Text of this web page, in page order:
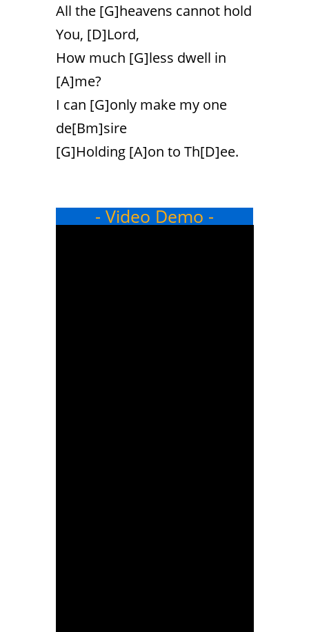
All the [G]heavens cannot hold
You, [D]Lord,
How much [G]less dwell in
[A]me?
I can [G]only make my one
de[Bm]sire
[G]Holding [A]on to Th[D]ee.
- Video Demo -